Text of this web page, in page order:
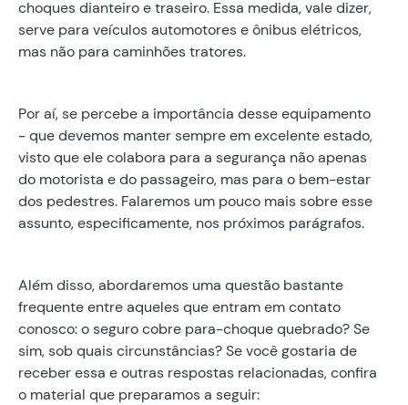
choques dianteiro e traseiro. Essa medida, vale dizer,
serve para veículos automotores e ônibus elétricos,
mas não para caminhões tratores.
Por aí, se percebe a importância desse equipamento
- que devemos manter sempre em excelente estado,
visto que ele colabora para a segurança não apenas
do motorista e do passageiro, mas para o bem-estar
dos pedestres. Falaremos um pouco mais sobre esse
assunto, especificamente, nos próximos parágrafos.
Além disso, abordaremos uma questão bastante
frequente entre aqueles que entram em contato
conosco: o seguro cobre para-choque quebrado? Se
sim, sob quais circunstâncias? Se você gostaria de
receber essa e outras respostas relacionadas, confira
o material que preparamos a seguir: